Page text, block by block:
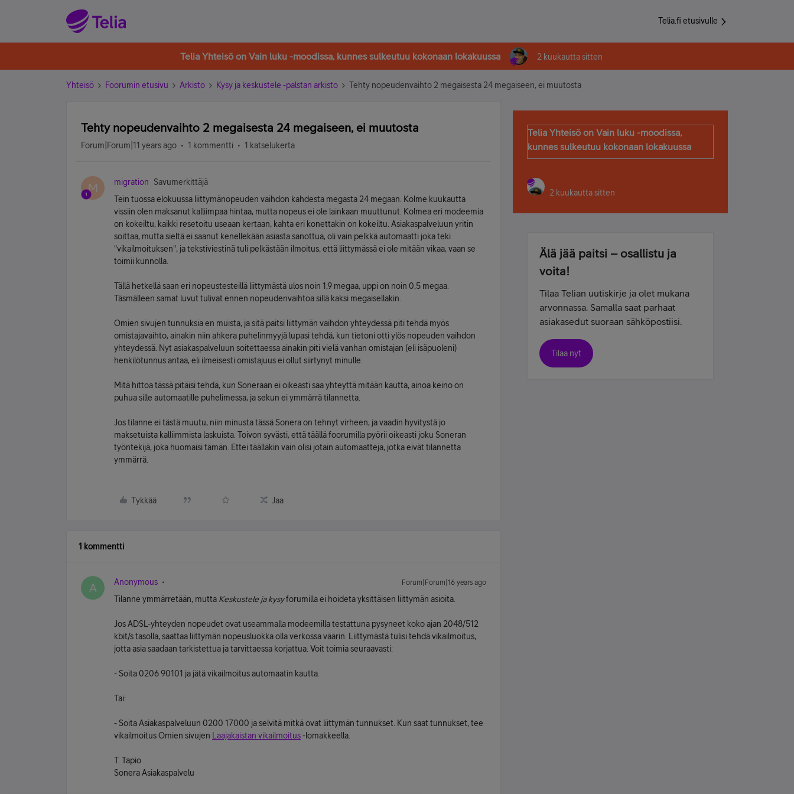
Telia.fi etusivulle
Telia Yhteisö on Vain luku -moodissa, kunnes sulkeutuu kokonaan lokakuussa 2 kuukautta sitten
Yhteisö Foorumin etusivu Arkisto Kysy ja keskustele -palstan arkisto Tehty nopeudenvaihto 2 megaisesta 24 megaiseen, ei muutosta
Tehty nopeudenvaihto 2 megaisesta 24 megaiseen, ei muutosta
Forum|Forum|11 years ago 1 kommentti 1 katselukerta
M migration
Savumerkittäjä
Tein tuossa elokuussa liittymänopeuden vaihdon kahdesta megasta 24 megaan. Kolme kuukautta
vissiin olen maksanut kalliimpaa hintaa, mutta nopeus ei ole lainkaan muuttunut. Kolmea eri modeemia
on kokeiltu, kaikki resetoitu useaan kertaan, kahta eri konettakin on kokeiltu. Asiakaspalveluun yritin
soittaa, mutta sieltä ei saanut kenellekään asiasta sanottua, oli vain pelkkä automaatti joka teki
"vikailmoituksen", ja tekstiviestinä tuli pelkästään ilmoitus, että liittymässä ei ole mitään vikaa, vaan se
toimii kunnolla.
Tällä hetkellä saan eri nopeustesteillä liittymästä ulos noin 1,9 megaa, uppi on noin 0,5 megaa.
Täsmälleen samat luvut tulivat ennen nopeudenvaihtoa sillä kaksi megaisellakin.
Omien sivujen tunnuksia en muista, ja sitä paitsi liittymän vaihdon yhteydessä piti tehdä myös
omistajavaihto, ainakin niin ahkera puhelinmyyjä lupasi tehdä, kun tietoni otti ylös nopeuden vaihdon
yhteydessä. Nyt asiakaspalveluun soitettaessa ainakin piti vielä vanhan omistajan (eli isäpuoleni)
henkilötunnus antaa, eli ilmeisesti omistajuus ei ollut siirtynyt minulle.
Mitä hittoa tässä pitäisi tehdä, kun Soneraan ei oikeasti saa yhteyttä mitään kautta, ainoa keino on
puhua sille automaatille puhelimessa, ja sekun ei ymmärrä tilannetta.
Jos tilanne ei tästä muutu, niin minusta tässä Sonera on tehnyt virheen, ja vaadin hyvitystä jo
maksetuista kalliimmista laskuista. Toivon syvästi, että täällä foorumilla pyörii oikeasti joku Soneran
työntekijä, joka huomaisi tämän. Ettei täälläkin vain olisi jotain automaatteja, jotka eivät tilannetta
ymmärrä.
Tykkää Jaa
1 kommentti
A Anonymous Forum|Forum|16 years ago
Tilanne ymmärretään, mutta Keskustele ja kysyforumilla ei hoideta yksittäisen liittymän asioita.
Jos ADSL-yhteyden nopeudet ovat useammalla modeemilla testattuna pysyneet koko ajan 2048/512
kbit/s tasolla, saattaa liittymän nopeusluokka olla verkossa väärin. Liittymästä tulisi tehdä vikailmoitus,
jotta asia saadaan tarkistettua ja tarvittaessa korjattua. Voit toimia seuraavasti:
- Soita 0206 90101 ja jätä vikailmoitus automaatin kautta.
Tai:
- Soita Asiakaspalveluun 0200 17000 ja selvitä mitkä ovat liittymän tunnukset. Kun saat tunnukset, tee
vikailmoitus Omien sivujen
Laajakaistan vikailmoitus-lomakkeella.
T. Tapio
Sonera Asiakaspalvelu
Telia Yhteisö on Vain luku -moodissa,
kunnes sulkeutuu kokonaan lokakuussa
2 kuukautta sitten
Älä jää paitsi – osallistu ja
voita!
Tilaa Telian uutiskirje ja olet mukana
arvonnassa. Samalla saat parhaat
asiakasedut suoraan sähköpostiisi.
Tilaa nyt